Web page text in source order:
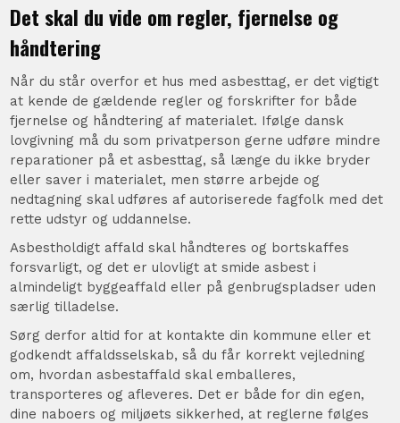
Det skal du vide om regler, fjernelse og
håndtering
Når du står overfor et hus med asbesttag, er det vigtigt
at kende de gældende regler og forskrifter for både
fjernelse og håndtering af materialet. Ifølge dansk
lovgivning må du som privatperson gerne udføre mindre
reparationer på et asbesttag, så længe du ikke bryder
eller saver i materialet, men større arbejde og
nedtagning skal udføres af autoriserede fagfolk med det
rette udstyr og uddannelse.
Asbestholdigt affald skal håndteres og bortskaffes
forsvarligt, og det er ulovligt at smide asbest i
almindeligt byggeaffald eller på genbrugspladser uden
særlig tilladelse.
Sørg derfor altid for at kontakte din kommune eller et
godkendt affaldsselskab, så du får korrekt vejledning
om, hvordan asbestaffald skal emballeres,
transporteres og afleveres. Det er både for din egen,
dine naboers og miljøets sikkerhed, at reglerne følges